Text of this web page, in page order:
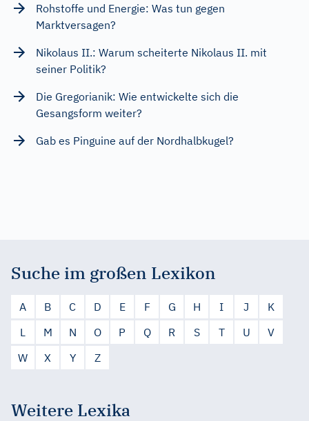
Rohstoffe und Energie: Was tun gegen
Marktversagen?
Nikolaus II.: Warum scheiterte Nikolaus II. mit
seiner Politik?
Die Gregorianik: Wie entwickelte sich die
Gesangsform weiter?
Gab es Pinguine auf der Nordhalbkugel?
Suche im großen Lexikon
A B C D E F G H I J
K
L
M N O P Q R S T U
V
W
X Y Z
Weitere Lexika